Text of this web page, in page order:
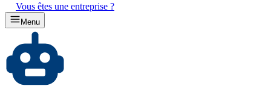
Vous êtes une entreprise ?
Menu